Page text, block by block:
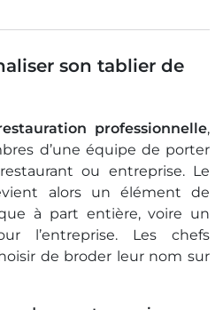
son tablier de
professionnelle,
d’une équipe de porter
ou entreprise. Le
alors un élément de
à part entière, voire un
l’entreprise. Les chefs
de broder leur nom sur